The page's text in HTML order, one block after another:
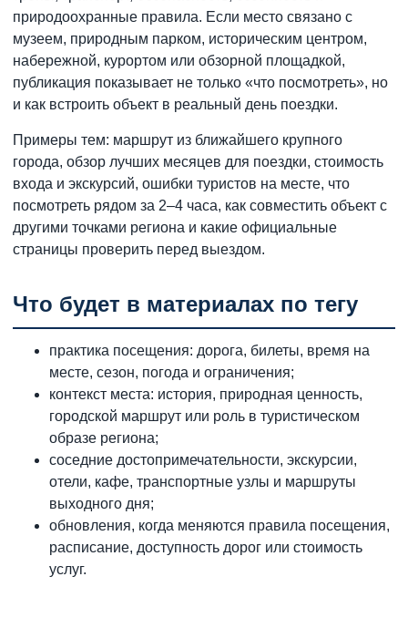
природоохранные правила. Если место связано с
музеем, природным парком, историческим центром,
набережной, курортом или обзорной площадкой,
публикация показывает не только «что посмотреть», но
и как встроить объект в реальный день поездки.
Примеры тем: маршрут из ближайшего крупного
города, обзор лучших месяцев для поездки, стоимость
входа и экскурсий, ошибки туристов на месте, что
посмотреть рядом за 2–4 часа, как совместить объект с
другими точками региона и какие официальные
страницы проверить перед выездом.
Что будет в материалах по тегу
практика посещения: дорога, билеты, время на
месте, сезон, погода и ограничения;
контекст места: история, природная ценность,
городской маршрут или роль в туристическом
образе региона;
соседние достопримечательности, экскурсии,
отели, кафе, транспортные узлы и маршруты
выходного дня;
обновления, когда меняются правила посещения,
расписание, доступность дорог или стоимость
услуг.